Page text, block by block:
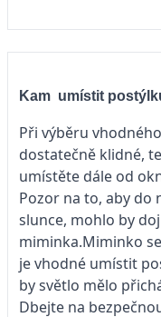
Kam umístit
Při výběru
dostatečně klidné,
umístěte dále od
Pozor na to, aby do
slunce, mohlo by
miminka.Miminko
je vhodné umístit
by světlo mělo
Dbejte na